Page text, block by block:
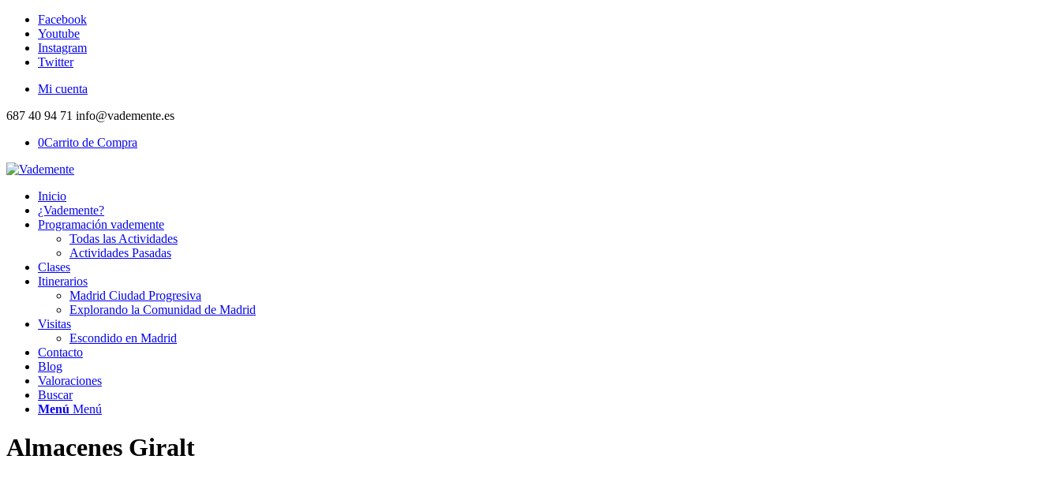
Facebook
Youtube
Instagram
Twitter
Mi cuenta
687 40 94 71 info@vademente.es
0Carrito de Compra
Inicio
¿Vademente?
Programación vademente
Todas las Actividades
Actividades Pasadas
Clases
Itinerarios
Madrid Ciudad Progresiva
Explorando la Comunidad de Madrid
Visitas
Escondido en Madrid
Contacto
Blog
Valoraciones
Buscar
Menú Menú
Almacenes Giralt